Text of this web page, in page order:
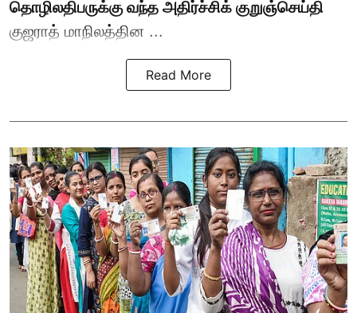
தொழிலதிபருக்கு வந்த அதிர்ச்சிக் குறுஞ்செய்தி
குஜராத் மாநிலத்தின ...
Read More